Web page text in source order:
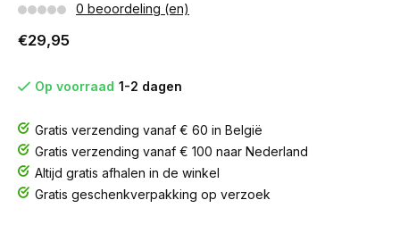
0 beoordeling (en)
€29,95
Op voorraad 1-2 dagen
Gratis verzending vanaf € 60 in België
Gratis verzending vanaf € 100 naar Nederland
Altijd gratis afhalen in de winkel
Gratis geschenkverpakking op verzoek